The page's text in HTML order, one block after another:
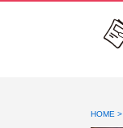
HOME